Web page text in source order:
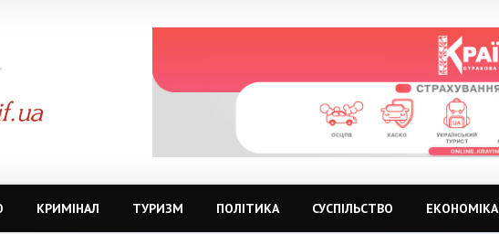
КРИМІНАЛ ТУРИЗМ ПОЛІТИКА СУСПІЛЬСТВО ЕКОНОМІКА